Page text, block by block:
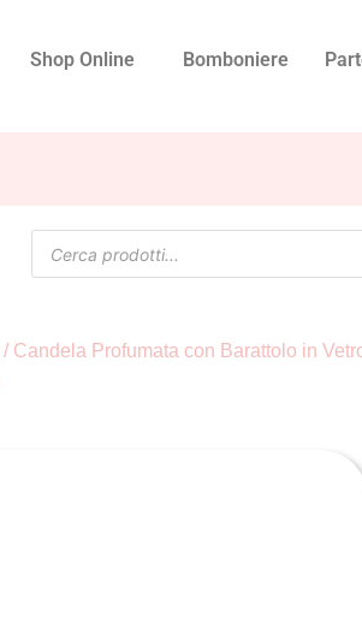
Shop Online Bomboniere
/ Candela Profumata con Barattolo in